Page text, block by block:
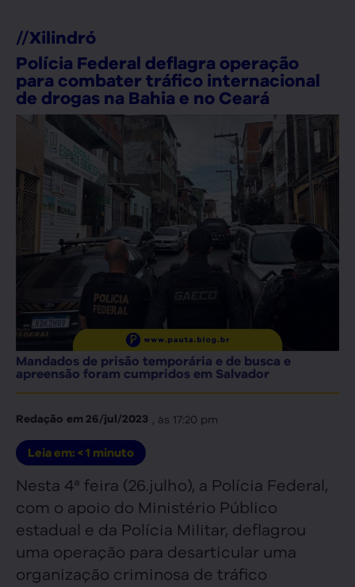
//Xilindró
Polícia Federal deflagra operação
para combater tráfico internacional
de drogas na Bahia e no Ceará
Mandados de prisão temporária e de busca e
apreensão foram cumpridos em Salvador
Redação em 26/jul/2023 , às 17:20 pm
Leia em: < 1 minuto
Nesta 4ª feira (26.julho), a Polícia Federal,
com o apoio do Ministério Público
estadual e da Polícia Militar, deflagrou
uma operação para desarticular uma
organização criminosa de tráfico